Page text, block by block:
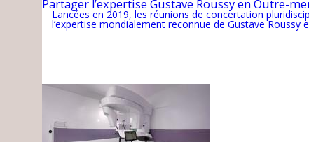
Partager l’expertise Gustave Roussy en Outre-
Lancées en 2019, les réunions de concertation
l’expertise mondialement reconnue de Gustave